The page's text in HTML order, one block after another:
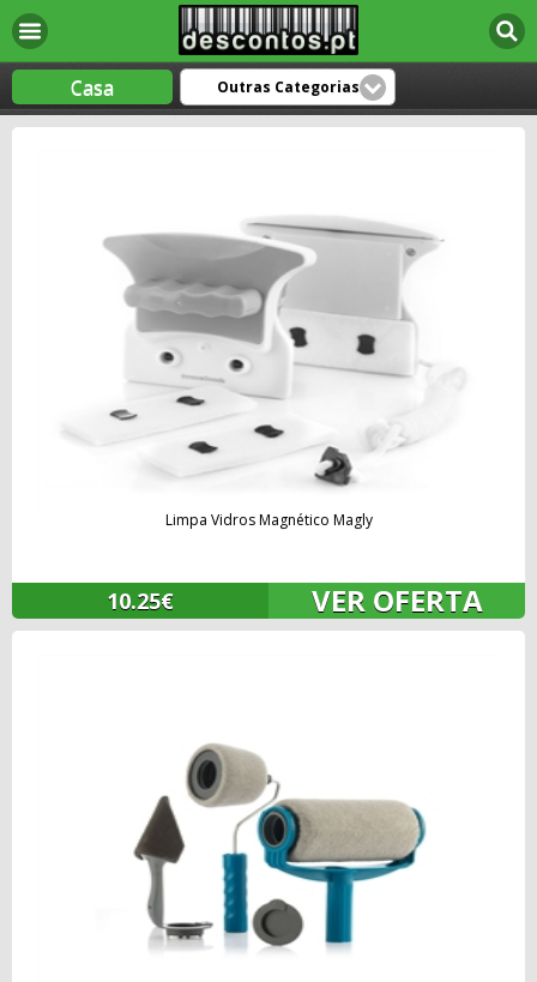
Casa Outras Categorias
Limpa Vidros Magnético Magly
10.25€ VER OFERTA